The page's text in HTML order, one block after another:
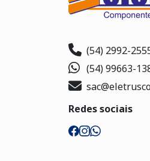
(54) 2992-
(54) 99663-
Redes sociais